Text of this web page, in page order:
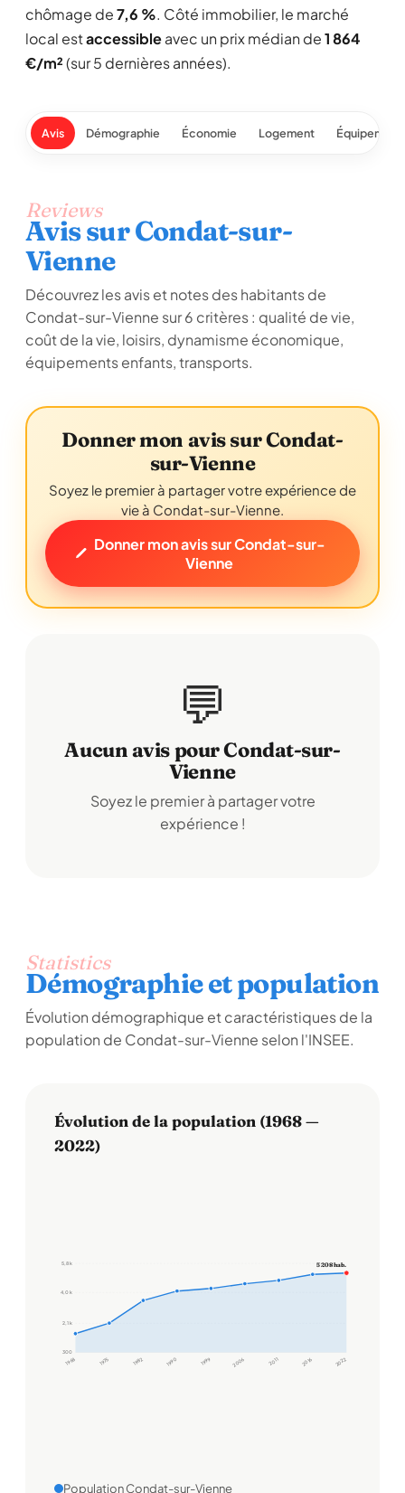
chômage de7,6 %. Côté immobilier, le marché
local estaccessibleavec un prix médian de1 864
€/m²(sur 5 dernières années).
Avis Démographie Économie Logement
Reviews
Avis sur Condat-sur-
Vienne
Découvrez les avis et notes des habitants de
Condat-sur-Vienne sur 6 critères : qualité de vie,
coût de la vie, loisirs, dynamisme économique,
équipements enfants, transports.
Donner mon avis sur Condat-
sur-Vienne
Soyez le premier à partager votre expérience de
vie à Condat-sur-Vienne.
Donner mon avis sur Condat-sur-
Vienne
💬
Aucun avis pour Condat-sur-
Vienne
Soyez le premier à partager votre
expérience !
Statistics
Démographie et population
Évolution démographique et caractéristiques de la
population de Condat-sur-Vienne selon l'INSEE.
Évolution de la population (1968 —
2022)
300
2,1 k
4,0 k
5,8 k
1968 1975 1982 1990 1999 2006 2011 2016 2022
5 208 hab.
Population Condat-sur-Vienne